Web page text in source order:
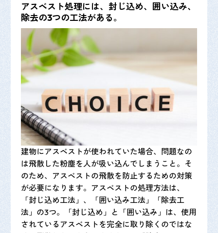
アスベスト処理には、封じ込め、囲い込み、
除去の3つの工法がある。
建物にアスベストが使われていた場合、問題なの
は飛散した粉塵を人が吸い込んでしまうこと。そ
のため、アスベストの飛散を防止するための対策
が必要になります。アスベストの処理方法は、
「封じ込め工法」、「囲い込み工法」「除去工
法」の3つ。「封じ込め」と「囲い込み」は、使用
されているアスベストを完全に取り除くのではな